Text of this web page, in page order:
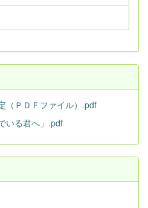
（ＰＤＦファイル）.pdf
いる君へ」.pdf